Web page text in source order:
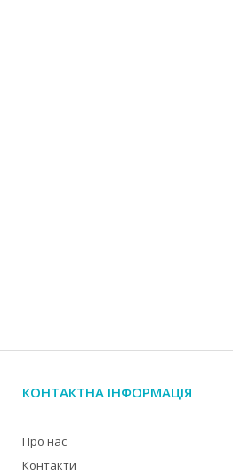
КОНТАКТНА ІНФОРМАЦІЯ
Про нас
Контакти